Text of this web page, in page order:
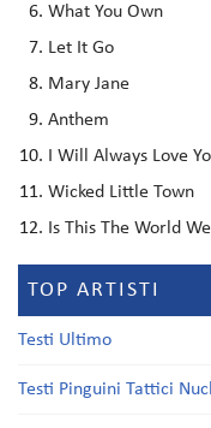
What You Own
Let It Go
Mary Jane
Anthem
I Will Always Love
Wicked Little Town
Is This The World
TOP ARTISTI
Testi Ultimo
Testi Pinguini Tattici